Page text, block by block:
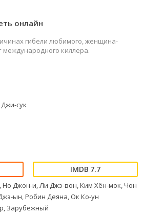
онлайн
гибели любимого, женщина-
международного киллера.
сук
7.7
Но Джон-и, Ли Джэ-вон, Ким Хён-мок, Чон
ын, Робин Деяна, Ок Ко-ун
Зарубежный